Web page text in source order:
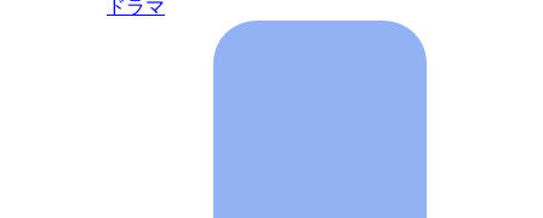
ドラマ